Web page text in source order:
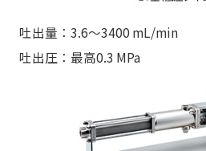
吐出量：3.6～3400 mL/min
吐出圧：最高0.3 MPa